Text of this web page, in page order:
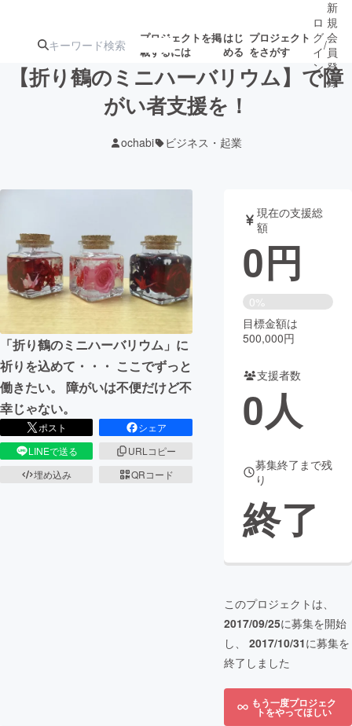
プロジェクトを掲
載するには
はじ
める
プロジェクト
をさがす
ジェクト
募集終了が近いプ
ロジェクト
音楽
テクノロジー・ガジェット ゲーム・サ
映像・映画 書籍・雑誌
ビジネス・起業 チャレンジ
まちづくり・地域活性化
CAMPFIRE for Social Good
CAMPFIRE Creation
CAMPFIREふるさと納税
ロ
グ
イ
ン
/
新
規
会
員
登
録
【折り鶴のミニハーバリウム】で障
がい者支援を！
ochabi ビジネス・起業
「折り鶴のミニハーバリウム」に
祈りを込めて・・・ ここでずっと
働きたい。 障がいは不便だけど不
幸じゃない。
ポスト
シェア
LINEで送る
URLコピー
埋め込み
QRコード
現在の支援総
額
0円
0%
目標金額は
500,000円
支援者数
0人
募集終了まで残
り
終了
このプロジェクトは、
2017/09/25に募集を開始
し、 2017/10/31に募集を
終了しました
もう一度プロジェク
トをやってほしい